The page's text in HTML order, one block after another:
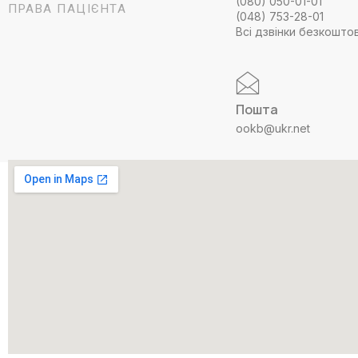
ПРАВА ПАЦІЄНТА
(048) 753-28-01
Всі дзвінки
Пошта
ookb@ukr.net